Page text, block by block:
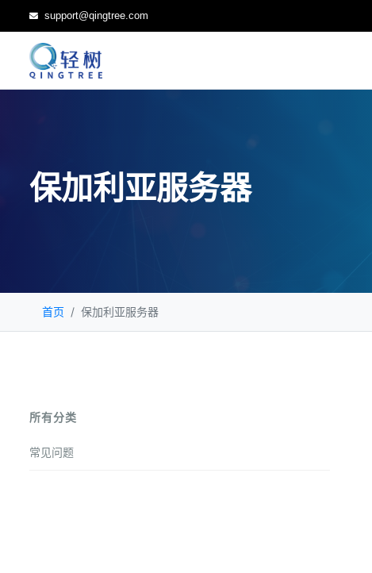
support@qingtree.com
保加利亚服务器
首页 保加利亚服务器
所有分类
常见问题